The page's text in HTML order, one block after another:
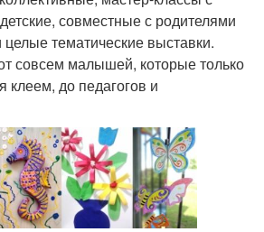
совместные с родителями
тематические выставки.
совсем малышей, которые только
клеем, до педагогов и